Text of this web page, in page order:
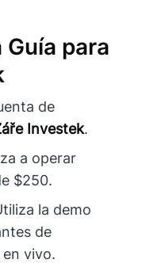
para
de
Investek.
a operar
$250.
la demo
de
vivo.